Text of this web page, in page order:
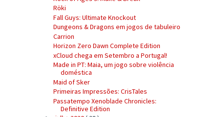
Röki
Fall Guys: Ultimate Knockout
Dungeons & Dragons em jogos de tabuleiro
Carrion
Horizon Zero Dawn Complete Edition
xCloud chega em Setembro a Portugal!
Made in PT: Maia, um jogo sobre violência
doméstica
Maid of Sker
Primeiras Impressões: CrisTales
Passatempo Xenoblade Chronicles:
Definitive Edition